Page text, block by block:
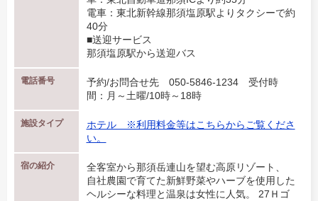
電車：東北新幹線那須塩原駅よりタクシーで約
40分
■送迎サービス
那須塩原駅から送迎バス
電話番号
予約/お問合せ先 050-5846-1234 受付時
間：月～土曜/10時～18時
施設タイプ
ホテル ※利用料金等はこちらからご覧くださ
い。
宿の紹介
全客室から那須岳連山を望む高原リゾート、
自社農園で育てた新鮮野菜やハーブを使用した
ヘルシーな料理と温泉は女性に人気。 27Ｈゴ